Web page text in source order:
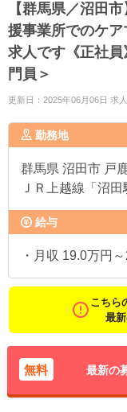
【群馬県／沼田
援事業所でのケ
求人です《正社
門員＞
更新日：2025年06月06日 求
勤務地
群馬県 沼田市 戸
ＪＲ上越線「沼
給与
・月収 19.0万円
こちら
最
無料 最新の